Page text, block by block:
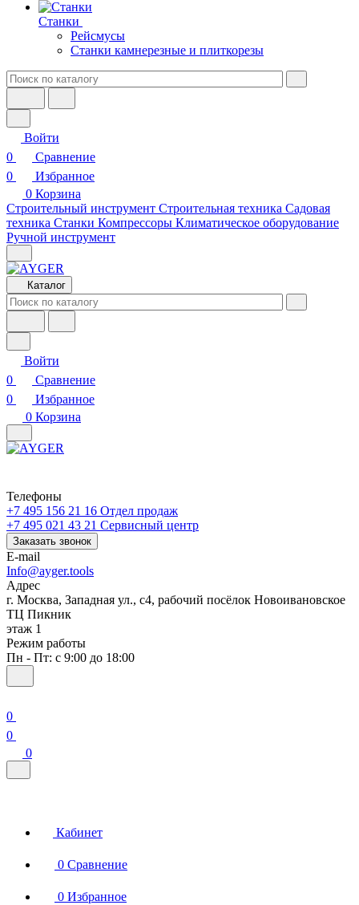
Станки
Рейсмусы
Станки камнерезные и плиткорезы
Войти
0
Сравнение
0
Избранное
0 Корзина
Строительный инструмент Строительная техника Садовая
техника Станки Компрессоры Климатическое оборудование
Ручной инструмент
Каталог
Войти
0
Сравнение
0
Избранное
0 Корзина
Телефоны
+7 495 156 21 16 Отдел продаж
+7 495 021 43 21 Cервисный центр
Заказать звонок
E-mail
Info@ayger.tools
Адрес
г. Москва, Западная ул., с4, рабочий посёлок Новоивановское
ТЦ Пикник
этаж 1
Режим работы
Пн - Пт: с 9:00 до 18:00
0
0
0
Кабинет
0 Сравнение
0 Избранное